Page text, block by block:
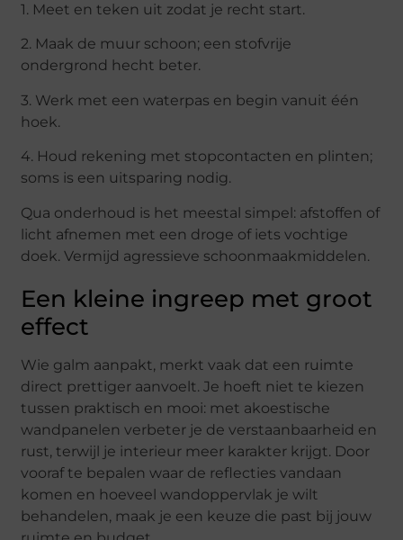
1. Meet en teken uit zodat je recht start.
2. Maak de muur schoon; een stofvrije
ondergrond hecht beter.
3. Werk met een waterpas en begin vanuit één
hoek.
4. Houd rekening met stopcontacten en plinten;
soms is een uitsparing nodig.
Qua onderhoud is het meestal simpel: afstoffen of
licht afnemen met een droge of iets vochtige
doek. Vermijd agressieve schoonmaakmiddelen.
Een kleine ingreep met groot
effect
Wie galm aanpakt, merkt vaak dat een ruimte
direct prettiger aanvoelt. Je hoeft niet te kiezen
tussen praktisch en mooi: met akoestische
wandpanelen verbeter je de verstaanbaarheid en
rust, terwijl je interieur meer karakter krijgt. Door
vooraf te bepalen waar de reflecties vandaan
komen en hoeveel wandoppervlak je wilt
behandelen, maak je een keuze die past bij jouw